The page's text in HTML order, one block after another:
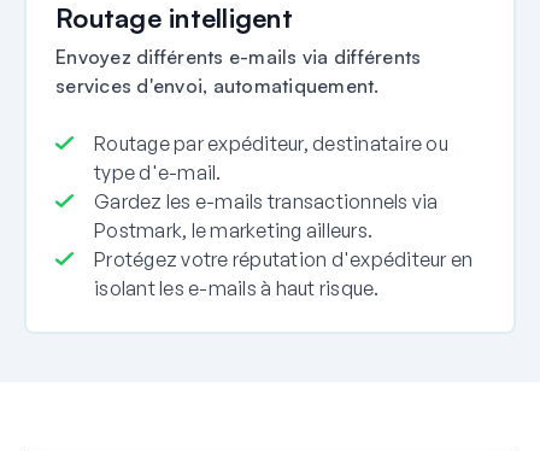
Routage intelligent
Envoyez différents e-mails via différents
services d'envoi, automatiquement.
Routage par expéditeur, destinataire ou
type d'e-mail.
Gardez les e-mails transactionnels via
Postmark, le marketing ailleurs.
Protégez votre réputation d'expéditeur en
isolant les e-mails à haut risque.